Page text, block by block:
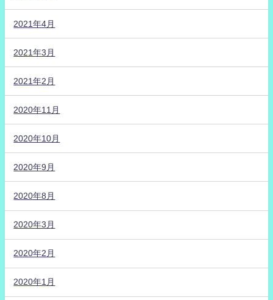
2021年4月
2021年3月
2021年2月
2020年11月
2020年10月
2020年9月
2020年8月
2020年3月
2020年2月
2020年1月